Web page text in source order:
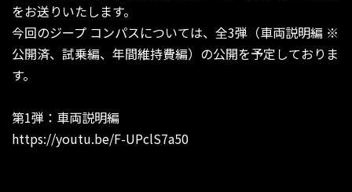
をお送りいたします。
今回のジープ コンパスについては、全3弾（車両説明編 ※
公開済、試乗編、年間維持費編）の公開を予定しておりま
す。
第1弾：車両説明編
https://youtu.be/F-UPclS7a50